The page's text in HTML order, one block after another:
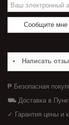
Сообщите мне
Написать
₱ Безопасная
⛟ Доставка в
✓ Гарантия цены и